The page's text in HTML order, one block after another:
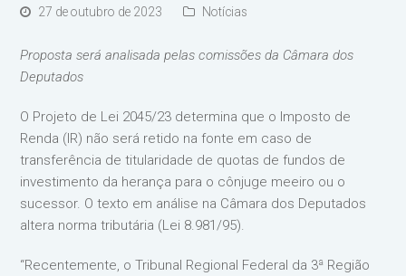
27 de outubro de 2023 Notícias
Proposta será analisada pelas comissões da Câmara dos
Deputados
O Projeto de Lei 2045/23 determina que o Imposto de
Renda (IR) não será retido na fonte em caso de
transferência de titularidade de quotas de fundos de
investimento da herança para o cônjuge meeiro ou o
sucessor. O texto em análise na Câmara dos Deputados
altera norma tributária (Lei 8.981/95).
“Recentemente, o Tribunal Regional Federal da 3ª Região